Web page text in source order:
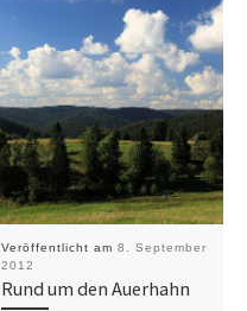
Veröffentlicht am 8. September
2012
Rund um den Auerhahn